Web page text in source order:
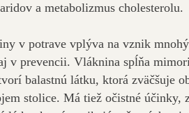
a metabolizmus cholesterolu.
v potrave vplýva na vznik
v prevencii. Vláknina spĺňa
balastnú látku, ktorá zväčšuje
stolice. Má tiež očistné účinky,